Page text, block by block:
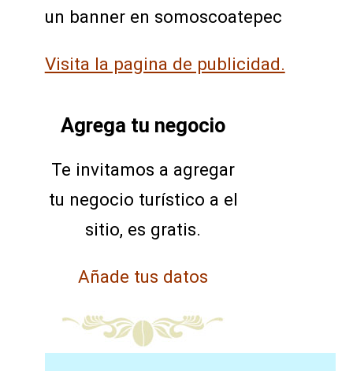
un banner en somoscoatepec
Visita la pagina de publicidad.
Agrega tu negocio
Te invitamos a agregar
tu negocio turístico a el
sitio, es gratis.
Añade tus datos